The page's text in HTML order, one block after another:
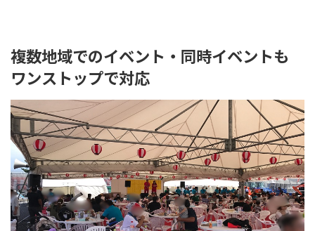
複数地域でのイベント・同時イベントも
ワンストップで対応